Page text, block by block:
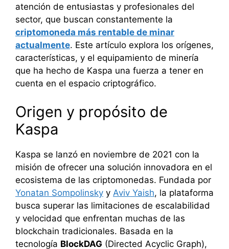
atención de entusiastas y profesionales del
sector, que buscan constantemente la
criptomoneda más rentable de minar
actualmente. Este artículo explora los orígenes,
características, y el equipamiento de minería
que ha hecho de Kaspa una fuerza a tener en
cuenta en el espacio criptográfico.
Origen y propósito de
Kaspa
Kaspa se lanzó en noviembre de 2021 con la
misión de ofrecer una solución innovadora en el
ecosistema de las criptomonedas. Fundada por
Yonatan Sompolinsky y Aviv Yaish, la plataforma
busca superar las limitaciones de escalabilidad
y velocidad que enfrentan muchas de las
blockchain tradicionales. Basada en la
tecnología BlockDAG (Directed Acyclic Graph),